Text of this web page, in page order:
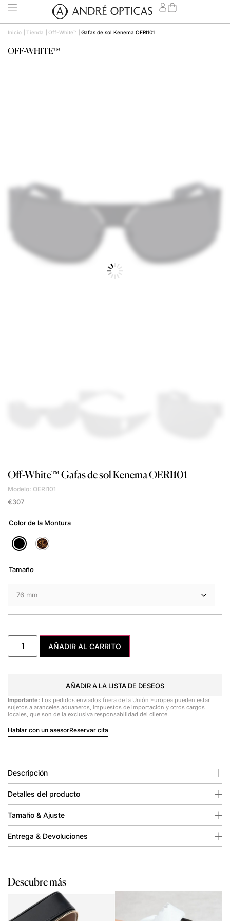
Inicio Tienda Off-White™ Gafas de sol Kenema OERI101
OFF-WHITE™
Off-White™Gafas de sol Kenema OERI101
Modelo: OERI101
€307
Color de la Montura
Tamaño
AÑADIR AL CARRITO
AÑADIR A LA LISTA DE DESEOS
Importante: Los pedidos enviados fuera de la Unión Europea pueden estar
sujetos a aranceles aduaneros, impuestos de importación y otros cargos
locales, que son de la exclusiva responsabilidad del cliente.
Hablar con un asesorReservar cita
Descripción
Detalles del producto
Tamaño & Ajuste
Entrega & Devoluciones
Descubre más